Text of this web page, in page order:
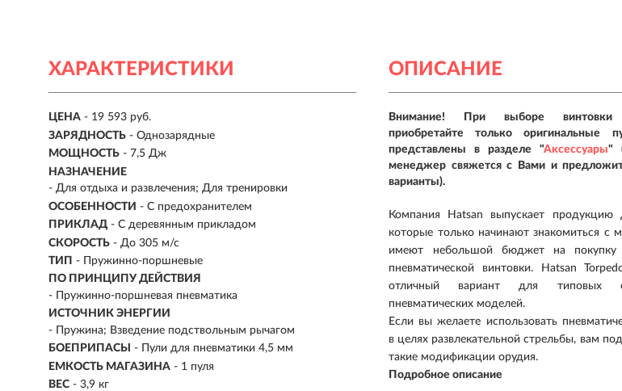
ХАРАКТЕРИСТИКИ
ЦЕНА - 19 593 руб.
ЗАРЯДНОСТЬ - Однозарядные
МОЩНОСТЬ - 7,5 Дж
НАЗНАЧЕНИЕ
- Для отдыха и развлечения; Для тренировки
ОСОБЕННОСТИ - С предохранителем
ПРИКЛАД - С деревянным прикладом
СКОРОСТЬ - До 305 м/с
ТИП - Пружинно-поршневые
ПО ПРИНЦИПУ ДЕЙСТВИЯ
- Пружинно-поршневая пневматика
ИСТОЧНИК ЭНЕРГИИ
- Пружина; Взведение подствольным рычагом
БОЕПРИПАСЫ
- Пули для пневматики 4,5 мм
ЕМКОСТЬ МАГАЗИНА - 1 пуля
ВЕС - 3,9 кг
ОПИСАНИЕ
Внимание! При выборе винтовки
приобретайте только оригинальные
представлены в разделе "Аксессуары"
менеджер свяжется с Вами и
варианты).
Компания Hatsan выпускает продукцию
которые только начинают знакомиться с
имеют небольшой бюджет на покупку
пневматической винтовки. Hatsan
отличный вариант для типовых
пневматических моделей.
Если вы желаете использовать
в целях развлекательной стрельбы, вам
такие модификации орудия.
Подробное описание